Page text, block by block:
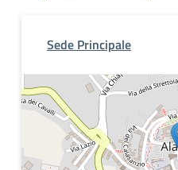
Sede Principale